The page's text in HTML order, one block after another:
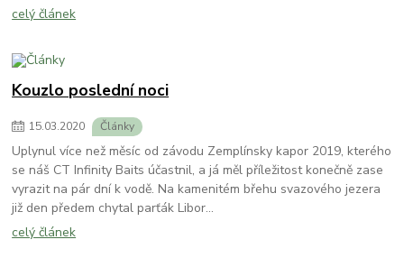
celý článek
Kouzlo poslední noci
15.03.2020 Články
Uplynul více než měsíc od závodu Zemplínsky kapor 2019, kterého
se náš CT Infinity Baits účastnil, a já měl příležitost konečně zase
vyrazit na pár dní k vodě. Na kamenitém břehu svazového jezera
již den předem chytal parťák Libor...
celý článek